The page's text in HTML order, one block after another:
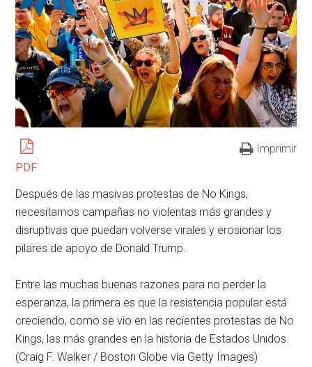
PDF
Imprimir
Después de las masivas protestas de No Kings,
necesitamos campañas no violentas más grandes y
disruptivas que puedan volverse virales y erosionar los
pilares de apoyo de Donald Trump.
Entre las muchas buenas razones para no perder la
esperanza, la primera es que la resistencia popular está
creciendo, como se vio en las recientes protestas de No
Kings, las más grandes en la historia de Estados Unidos.
(Craig F. Walker / Boston Globe vía Getty Images)